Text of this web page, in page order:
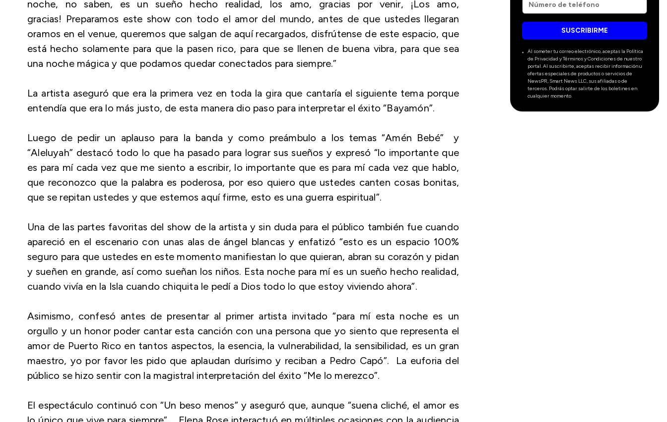
noche, no saben, es un sueño hecho realidad, los amo, gracias por venir, ¡Los amo,
gracias! Preparamos este show con todo el amor del mundo, antes de que ustedes llegaran
oramos en el venue, queremos que salgan de aquí recargados, disfrútense de este espacio, que
está hecho solamente para que la pasen rico, para que se llenen de buena vibra, para que sea
una noche mágica y que podamos quedar conectados para siempre.”
La artista aseguró que era la primera vez en toda la gira que cantaría el siguiente tema porque
entendía que era lo más justo, de esta manera dio paso para interpretar el éxito “Bayamón”.
Luego de pedir un aplauso para la banda y como preámbulo a los temas “Amén Bebé” y
“Aleluyah” destacó todo lo que ha pasado para lograr sus sueños y expresó “lo importante que
es para mí cada vez que me siento a escribir, lo importante que es para mí cada vez que hablo,
que reconozco que la palabra es poderosa, por eso quiero que ustedes canten cosas bonitas,
que se repitan ustedes y que estemos aquí firme, esto es una guerra espiritual”.
Una de las partes favoritas del show de la artista y sin duda para el público también fue cuando
apareció en el escenario con unas alas de ángel blancas y enfatizó “esto es un espacio 100%
seguro para que ustedes en este momento manifiestan lo que quieran, abran su corazón y pidan
y sueñen en grande, así como sueñan los niños. Esta noche para mí es un sueño hecho realidad,
cuando vivía en la Isla cuando chiquita le pedí a Dios todo lo que estoy viviendo ahora”.
Asimismo, confesó antes de presentar al primer artista invitado“para mí esta noche es un
orgullo y un honor poder cantar esta canción con una persona que yo siento que representa el
amor de Puerto Rico en tantos aspectos, la esencia, la vulnerabilidad, la sensibilidad, es un gran
maestro, yo por favor les pido que aplaudan durísimo y reciban a Pedro Capó”. La euforia del
público se hizo sentir con la magistral interpretación del éxito “Me lo merezco”.
El espectáculo continuó con “Un beso menos” y aseguró que, aunque “suena cliché, el amor es
SUSCRIBIRME
Al someter tu correo electrónico, aceptas la Política
de Privacidad y Términos y Condiciones de nuestro
portal. Al suscribirte, aceptas recibir información u
ofertas especiales de productos o servicios de
NewsPR, Smart News LLC, sus afiliadas o de
terceros. Podrás optar salirte de los boletines en
cualquier momento.